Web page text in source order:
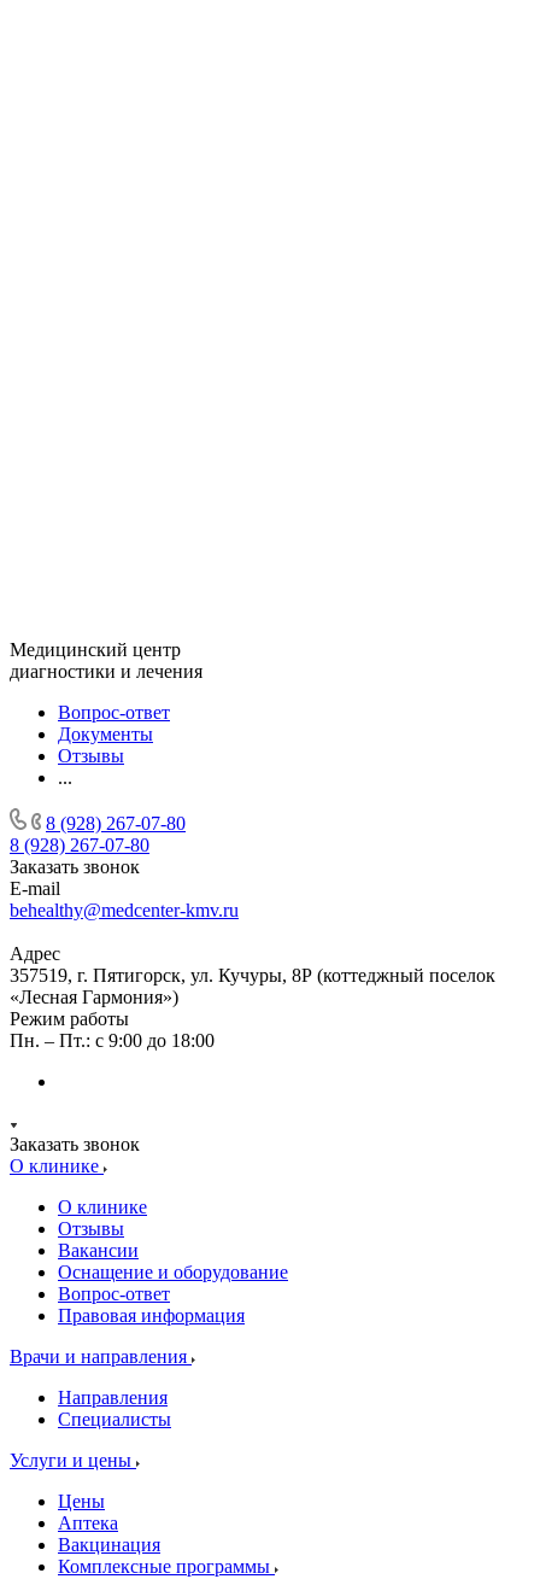
Медицинский центр
диагностики и лечения
Вопрос-ответ
Документы
Отзывы
...
8 (928) 267-07-80
8 (928) 267-07-80
Заказать звонок
E-mail
behealthy@medcenter-kmv.ru
Адрес
357519, г. Пятигорск, ул. Кучуры, 8Р (коттеджный поселок
«Лесная Гармония»)
Режим работы
Пн. – Пт.: с 9:00 до 18:00
Заказать звонок
О клинике
О клинике
Отзывы
Вакансии
Оснащение и оборудование
Вопрос-ответ
Правовая информация
Врачи и направления
Направления
Специалисты
Услуги и цены
Цены
Аптека
Вакцинация
Комплексные программы